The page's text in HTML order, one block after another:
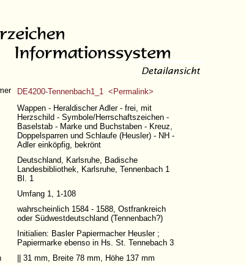
DE4200-Tennenbach1_1 <Permalink>
Wappen - Heraldischer Adler - frei, mit
Herzschild - Symbole/Herrschaftszeichen -
Baselstab - Marke und Buchstaben - Kreuz,
Doppelsparren und Schlaufe (Heusler) - NH -
Adler einköpfig, bekrönt
Deutschland, Karlsruhe, Badische
Landesbibliothek, Karlsruhe, Tennenbach 1
Bl. 1
Umfang 1, 1-108
wahrscheinlich 1584 - 1588, Ostfrankreich
oder Südwestdeutschland (Tennenbach?)
Initialien: Basler Papiermacher Heusler ;
Papiermarke ebenso in Hs. St. Tennebach 3
|| 31 mm, Breite 78 mm, Höhe 137 mm